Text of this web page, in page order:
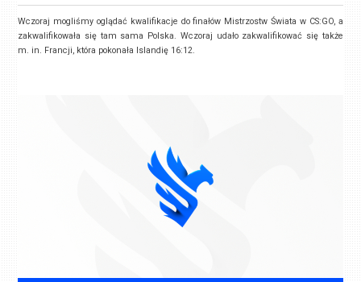
Wczoraj mogliśmy oglądać kwalifikacje do finałów Mistrzostw Świata w CS:GO, a
zakwalifikowała się tam sama Polska. Wczoraj udało zakwalifikować się także
m. in. Francji, która pokonała Islandię 16:12.